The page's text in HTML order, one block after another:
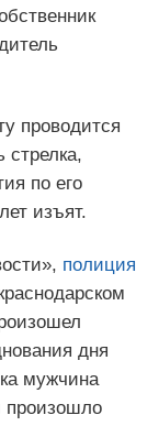
проводится
стрелка,
по его
изъят.
полиция
дня
мужчина
произошло